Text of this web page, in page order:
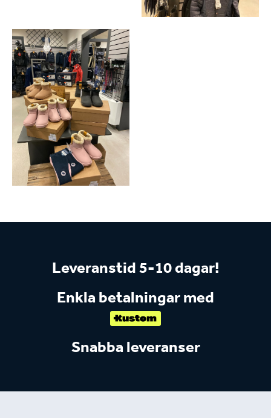
Leveranstid 5-10 dagar!
Enkla betalningar med
Snabba leveranser